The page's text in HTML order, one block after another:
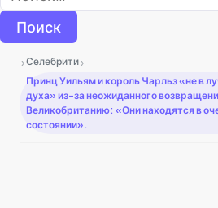
›Селебрити ›
Принц Уильям и король Чарльз «не в
духа» из-за неожиданного
Великобританию: «Они находятся в
состоянии».